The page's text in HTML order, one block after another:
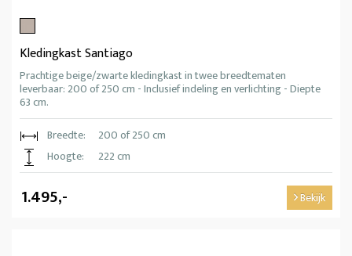
Kledingkast Santiago
Prachtige beige/zwarte kledingkast in twee breedtematen
leverbaar: 200 of 250 cm - Inclusief indeling en verlichting - Diepte
63 cm.
Breedte:
200 of 250 cm
Hoogte:
222 cm
1.495,- Bekijk